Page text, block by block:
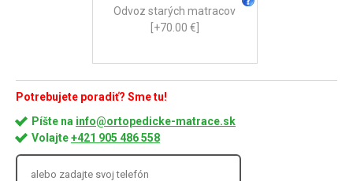
Odvoz starých matracov
[+70.00 €]
Potrebujete poradiť? Sme tu!
Píšte na info@ortopedicke-matrace.sk
Volajte+421 905 486 558